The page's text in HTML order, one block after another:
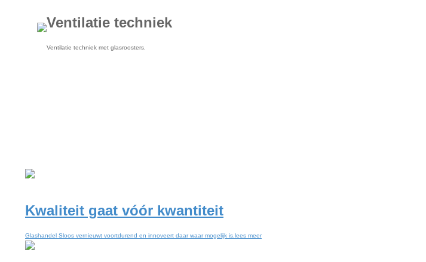
Ventilatie techniek
Ventilatie techniek met glasroosters.
Kwaliteit gaat vóór kwantiteit
Glashandel Sloos vernieuwt voortdurend en innoveert daar waar mogelijk is. lees meer